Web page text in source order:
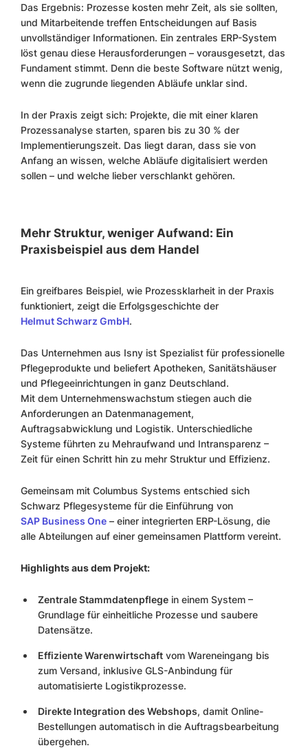
Das Ergebnis: Prozesse kosten mehr Zeit, als sie sollten,
und Mitarbeitende treffen Entscheidungen auf Basis
unvollständiger Informationen. Ein zentrales ERP-System
löst genau diese Herausforderungen – vorausgesetzt, das
Fundament stimmt. Denn die beste Software nützt wenig,
wenn die zugrunde liegenden Abläufe unklar sind.
In der Praxis zeigt sich: Projekte, die mit einer klaren
Prozessanalyse starten, sparen bis zu 30 % der
Implementierungszeit. Das liegt daran, dass sie von
Anfang an wissen, welche Abläufe digitalisiert werden
sollen – und welche lieber verschlankt gehören.
Mehr Struktur, weniger Aufwand: Ein
Praxisbeispiel aus dem Handel
Ein greifbares Beispiel, wie Prozessklarheit in der Praxis
funktioniert, zeigt die Erfolgsgeschichte der
Helmut Schwarz GmbH.
Das Unternehmen aus Isny ist Spezialist für professionelle
Pflegeprodukte und beliefert Apotheken, Sanitätshäuser
und Pflegeeinrichtungen in ganz Deutschland.
Mit dem Unternehmenswachstum stiegen auch die
Anforderungen an Datenmanagement,
Auftragsabwicklung und Logistik. Unterschiedliche
Systeme führten zu Mehraufwand und Intransparenz –
Zeit für einen Schritt hin zu mehr Struktur und Effizienz.
Gemeinsam mit Columbus Systems entschied sich
Schwarz Pflegesysteme für die Einführung von
SAP Business One – einer integrierten ERP-Lösung, die
alle Abteilungen auf einer gemeinsamen Plattform vereint.
Highlights aus dem Projekt:
Zentrale Stammdatenpflege in einem System –
Grundlage für einheitliche Prozesse und saubere
Datensätze.
Effiziente Warenwirtschaft vom Wareneingang bis
zum Versand, inklusive GLS-Anbindung für
automatisierte Logistikprozesse.
Direkte Integration des Webshops, damit Online-
Bestellungen automatisch in die Auftragsbearbeitung
übergehen.